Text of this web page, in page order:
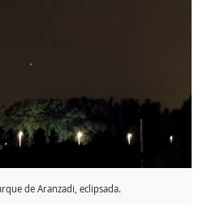
de Aranzadi, eclipsada.